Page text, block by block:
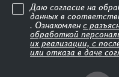
Даю согласие на
данных в
. Ознакомлен с
обработкой
их реализации, с
или отказа в даче